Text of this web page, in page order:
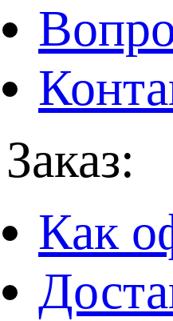
Заказ:
Как